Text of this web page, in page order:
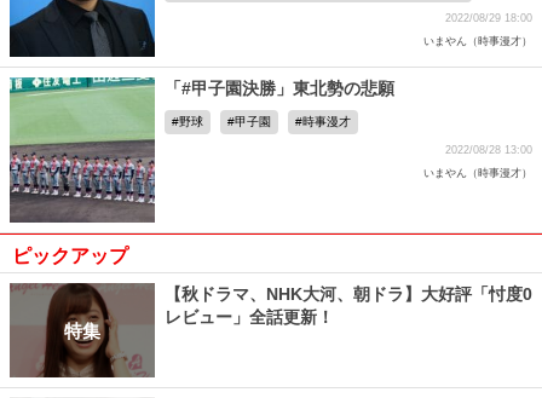
2022/08/29 18:00
いまやん（時事漫才）
「#甲子園決勝」東北勢の悲願
野球 甲子園 時事漫才
2022/08/28 13:00
いまやん（時事漫才）
ピックアップ
特集
【秋ドラマ、NHK大河、朝ドラ】大好評「忖度0
レビュー」全話更新！